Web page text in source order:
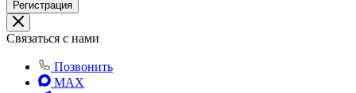
Регистрация
Связаться с нами
Позвонить
MAX